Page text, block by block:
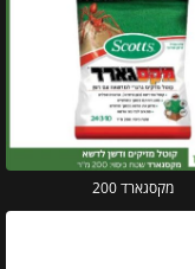
מקסגארד 200